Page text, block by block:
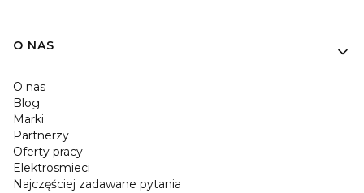
O NAS
O nas
Blog
Marki
Partnerzy
Oferty pracy
Elektrosmieci
Najczęściej zadawane pytania